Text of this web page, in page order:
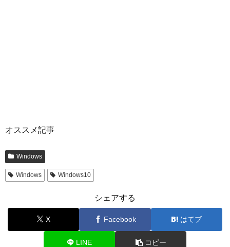
オススメ記事
Windows
Windows Windows10
シェアする
X Facebook はてブ
LINE コピー